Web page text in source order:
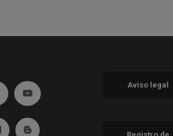
(abre en ventana nueva)
Ir a twitter (abre en ventana nueva)
Ir a YouTube (abre en ventana nueva)
(abre en ventana nueva)
Ir a Linkedin (abre en ventana nueva)
Ir al Blog (abre en ventana nueva)
Aviso legal